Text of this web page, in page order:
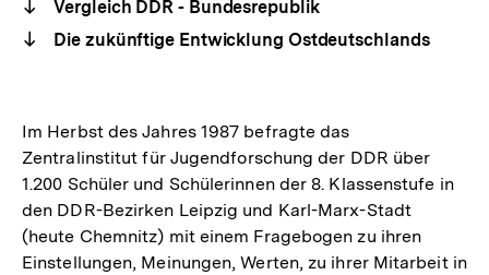
Vergleich DDR - Bundesrepublik
Die zukünftige Entwicklung Ostdeutschlands
Im Herbst des Jahres 1987 befragte das
Zentralinstitut für Jugendforschung der DDR über
1.200 Schüler und Schülerinnen der 8. Klassenstufe in
den DDR-Bezirken Leipzig und Karl-Marx-Stadt
(heute Chemnitz) mit einem Fragebogen zu ihren
Einstellungen, Meinungen, Werten, zu ihrer Mitarbeit in